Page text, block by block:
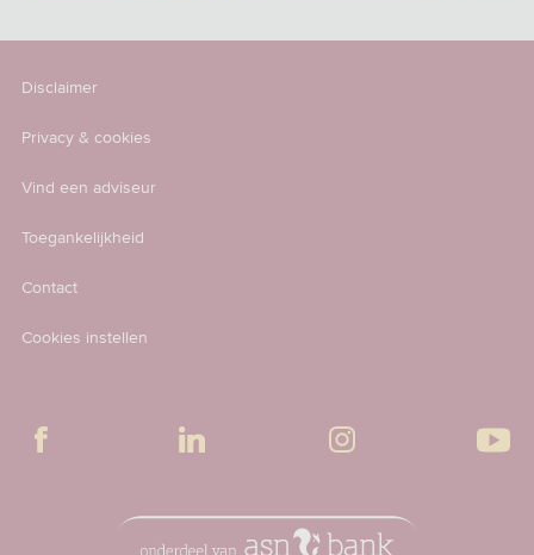
Disclaimer
Privacy & cookies
Vind een adviseur
Toegankelijkheid
Contact
Cookies instellen